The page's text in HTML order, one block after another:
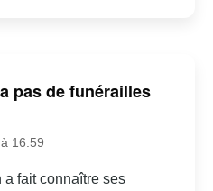
pas de funérailles
16:59
a fait connaître ses